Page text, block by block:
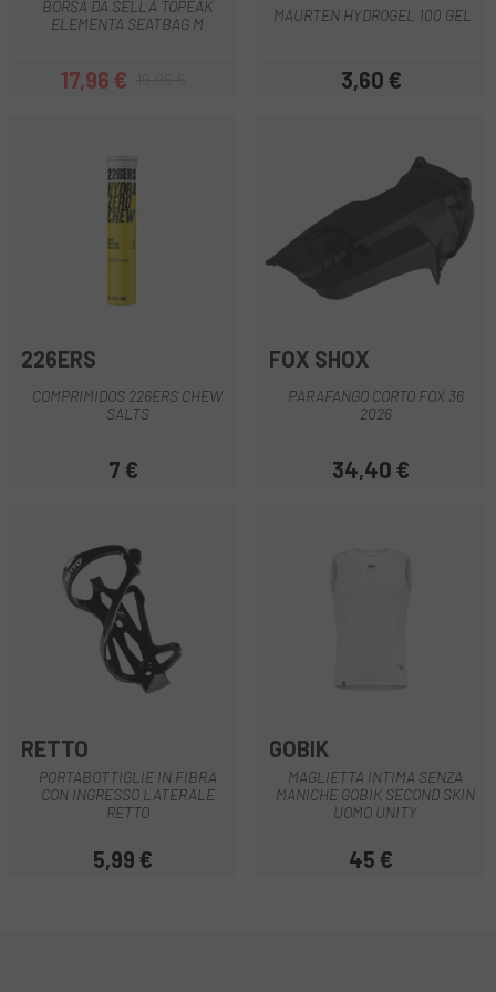
BORSA DA SELLA TOPEAK
ELEMENTA SEATBAG M
Prezzo
17,96 €Prezzo base
MAURTEN HYDROGEL 100 GEL
Prezzo
3,60 €
226ERS
COMPRIMIDOS 226ERS CHEW
SALTS
Prezzo
7 €
FOX SHOX
PARAFANGO CORTO FOX 36
2026
Prezzo
34,40 €
RETTO
PORTABOTTIGLIE IN FIBRA
CON INGRESSO LATERALE
RETTO
Prezzo
5,99 €
GOBIK
MAGLIETTA INTIMA SENZA
MANICHE GOBIK SECOND SKIN
UOMO UNITY
Prezzo
45 €